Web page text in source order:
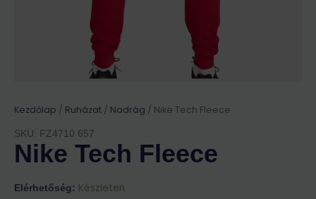
Kezdőlap / Ruházat / Nadrág / Nike Tech Fleece
SKU: FZ4710 657
Nike Tech Fleece
Elérhetőség: Készleten